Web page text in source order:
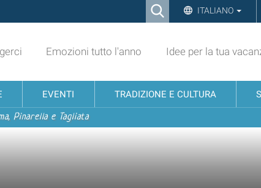
Ricerca ITALIANO
Emozioni tutto l'anno Idee per la tua
EVENTI TRADIZIONE E CULTURA
Pinarella e Tagliata